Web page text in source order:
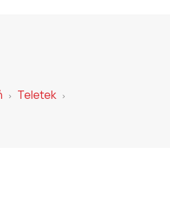
> Teletek >